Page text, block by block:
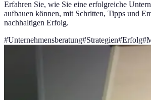
Erfahren Sie, wie Sie eine erfolgreiche
aufbauen können, mit Schritten, Tipps und
nachhaltigen Erfolg.
#Unternehmensberatung#Strategien#Erfolg#